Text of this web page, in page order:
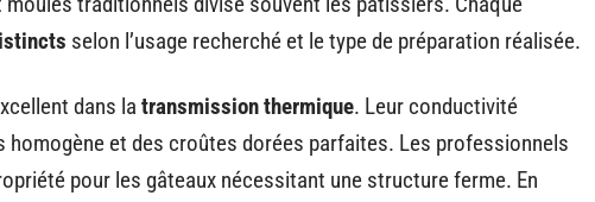
selon l’usage recherché et le type de préparation réalisée.
dans la transmission thermique. Leur conductivité
homogène et des croûtes dorées parfaites. Les professionnels
pour les gâteaux nécessitant une structure ferme. En